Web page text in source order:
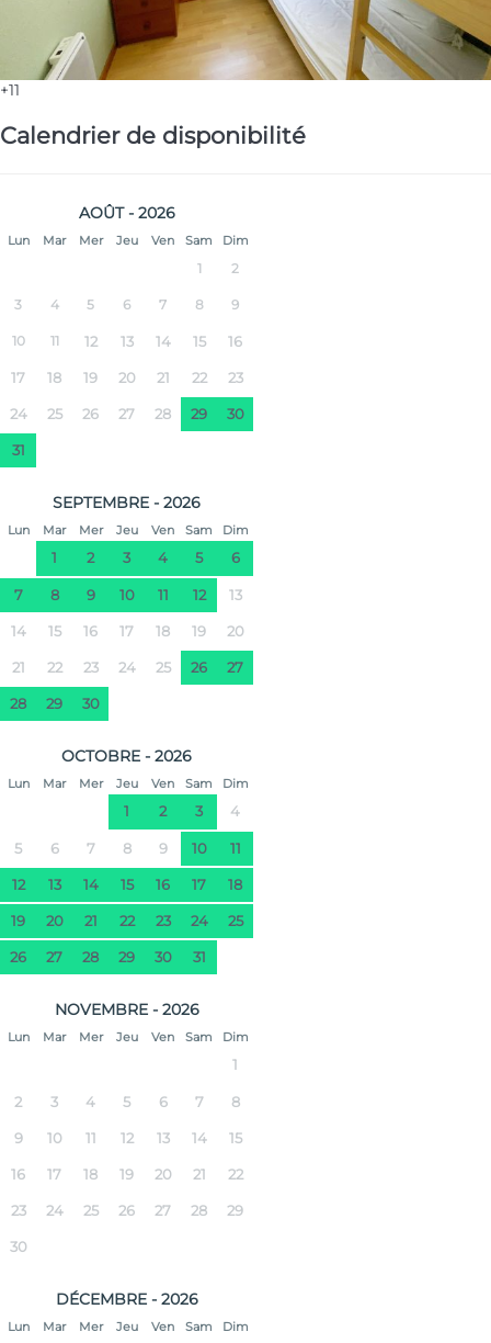
+11
Calendrier de disponibilité
AOÛT - 2026
Lun Mar Mer Jeu Ven Sam Dim
1 2
3 4 5 6 7 8 9
10 11 12 13 14 15 16
17 18 19 20 21 22 23
24 25 26 27 28 29 30
31
SEPTEMBRE - 2026
Lun Mar Mer Jeu Ven Sam Dim
1 2 3 4 5 6
7 8 9 10 11 12 13
14 15 16 17 18 19 20
21 22 23 24 25 26 27
28 29 30
OCTOBRE - 2026
Lun Mar Mer Jeu Ven Sam Dim
1 2 3 4
5 6 7 8 9 10 11
12 13 14 15 16 17 18
19 20 21 22 23 24 25
26 27 28 29 30 31
NOVEMBRE - 2026
Lun Mar Mer Jeu Ven Sam Dim
1
2 3 4 5 6 7 8
9 10 11 12 13 14 15
16 17 18 19 20 21 22
23 24 25 26 27 28 29
30
DÉCEMBRE - 2026
Lun Mar Mer Jeu Ven Sam Dim